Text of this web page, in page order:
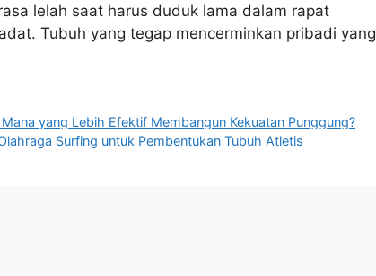
lelah saat harus duduk lama dalam rapat
Tubuh yang tegap mencerminkan pribadi yang
yang Lebih Efektif Membangun Kekuatan Punggung?
Surfing untuk Pembentukan Tubuh Atletis